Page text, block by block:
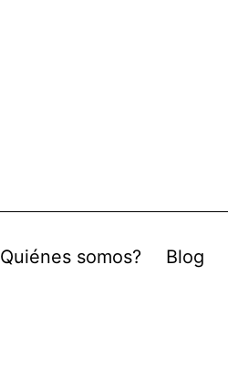
somos? Blog